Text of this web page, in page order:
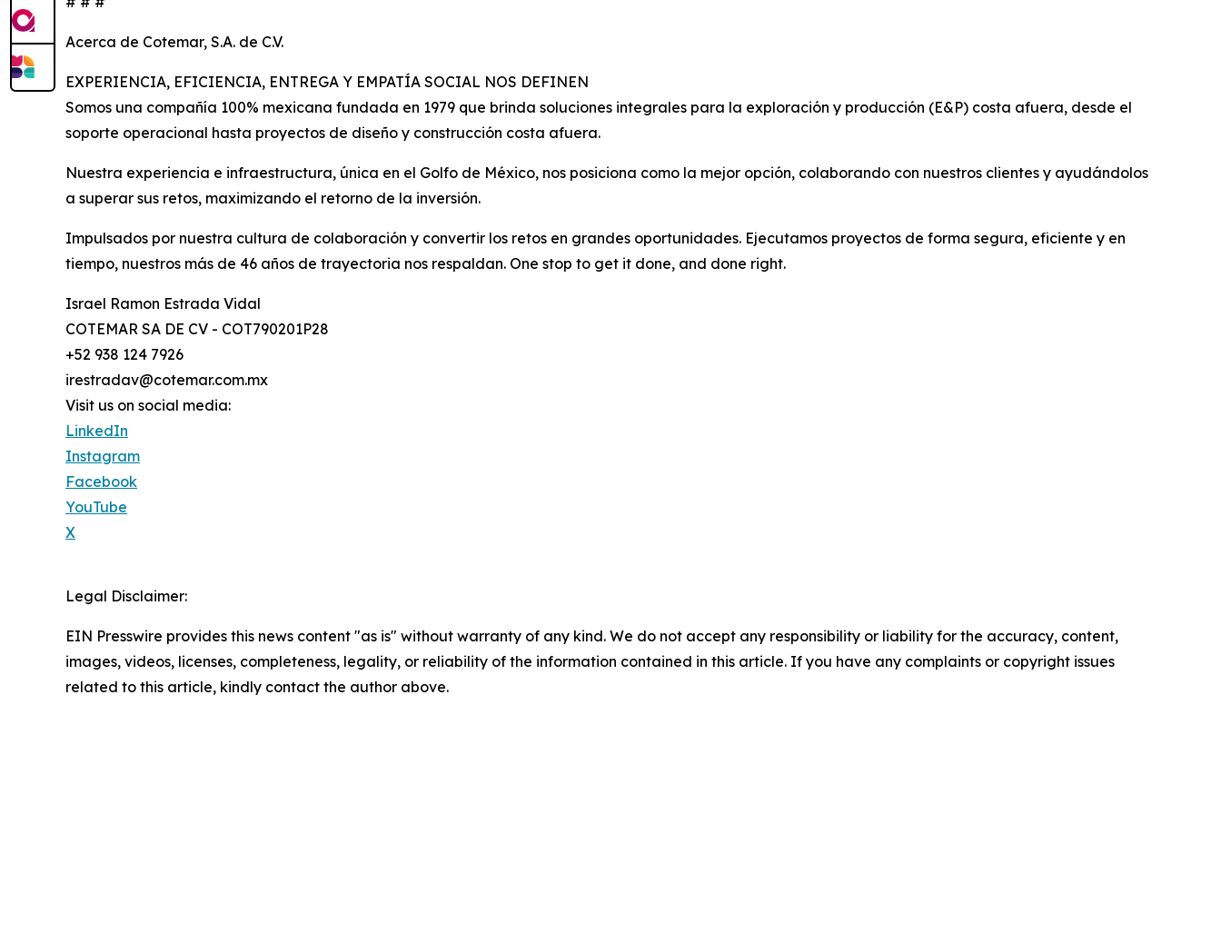
Acerca de Cotemar, S.A. de C.V.
EXPERIENCIA, EFICIENCIA, ENTREGA Y EMPATÍA SOCIAL NOS DEFINEN
Somos una compañía 100% mexicana fundada en 1979 que brinda soluciones integrales para la exploración y producción (E&P) costa afuera, desde el
soporte operacional hasta proyectos de diseño y construcción costa afuera.
Nuestra experiencia e infraestructura, única en el Golfo de México, nos posiciona como la mejor opción, colaborando con nuestros clientes y ayudándolos
a superar sus retos, maximizando el retorno de la inversión.
Impulsados por nuestra cultura de colaboración y convertir los retos en grandes oportunidades. Ejecutamos proyectos de forma segura, eficiente y en
tiempo, nuestros más de 46 años de trayectoria nos respaldan. One stop to get it done, and done right.
Israel Ramon Estrada Vidal
COTEMAR SA DE CV - COT790201P28
+52 938 124 7926
irestradav@cotemar.com.mx
Visit us on social media:
LinkedIn
Instagram
Facebook
YouTube
X
Legal Disclaimer:
EIN Presswire provides this news content "as is" without warranty of any kind. We do not accept any responsibility or liability for the accuracy, content,
images, videos, licenses, completeness, legality, or reliability of the information contained in this article. If you have any complaints or copyright issues
related to this article, kindly contact the author above.